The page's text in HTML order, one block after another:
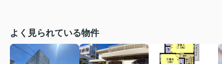
よく見られている物件